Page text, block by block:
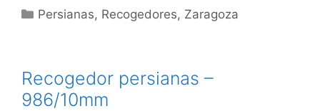
Categorías
Persianas, Recogedores, Zaragoza
Recogedor persianas –
986/10mm